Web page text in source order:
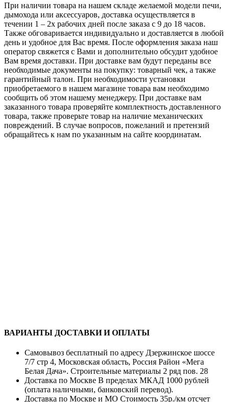
При наличии товара на нашем складе желаемой модели печи,
дымохода или аксессуаров, доставка осуществляется в
течении 1 – 2х рабочих дней после заказа с 9 до 18 часов.
Также обговаривается индивидуально и доставляется в любой
день и удобное для Вас время. После оформления заказа наш
оператор свяжется с Вами и дополнительно обсудит удобное
Вам время доставки. При доставке вам будут переданы все
необходимые документы на покупку: товарный чек, а также
гарантийный талон. При необходимости установки
приобретаемого в нашем магазине товара вам необходимо
сообщить об этом нашему менеджеру. При доставке вам
заказанного товара проверяйте комплектность доставленного
товара, также проверьте товар на наличие механических
повреждений. В случае вопросов, пожеланий и претензий
обращайтесь к нам по указанным на сайте координатам.
ВАРИАНТЫ ДОСТАВКИ И ОПЛАТЫ
Самовывоз бесплатный по адресу Дзержинское шоссе
7/7 стр 4, Московская область, Россия Район «Мега
Белая Дача». Строительные материалы 2 ряд пов. 28
Доставка по Москве В пределах МКАД 1000 рублей
(оплата наличными, банковский перевод).
Доставка по Москве и МО Стоимость 35р./км отсчет